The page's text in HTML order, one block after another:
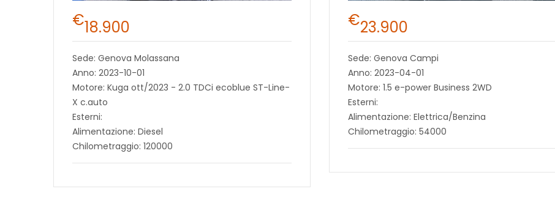
€18.900
Sede: Genova Molassana
Anno: 2023-10-01
Motore: Kuga ott/2023 - 2.0 TDCi ecoblue ST-Line-
X c.auto
Esterni:
Alimentazione: Diesel
Chilometraggio: 120000
€23.900
Sede: Genova Campi
Anno: 2023-04-01
Motore: 1.5 e-power Business 2WD
Esterni:
Alimentazione: Elettrica/Benzina
Chilometraggio: 54000